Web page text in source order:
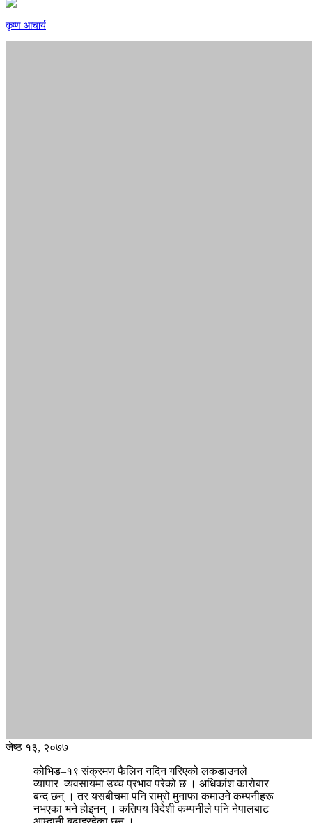
कृष्ण आचार्य
जेष्ठ १३, २०७७
कोभिड–१९ संक्रमण फैलिन नदिन गरिएको लकडाउनले
व्यापार–व्यवसायमा उच्च प्रभाव परेको छ । अधिकांश कारोबार
बन्द छन् । तर यसबीचमा पनि राम्रो मुनाफा कमाउने कम्पनीहरू
नभएका भने होइनन् । कतिपय विदेशी कम्पनीले पनि नेपालबाट